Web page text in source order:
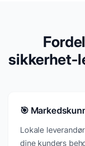
sikkerhet-
🎯
Lokale
dine kunders